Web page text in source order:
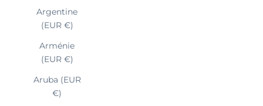
Argentine
(EUR €)
Arménie
(EUR €)
Aruba (EUR
€)